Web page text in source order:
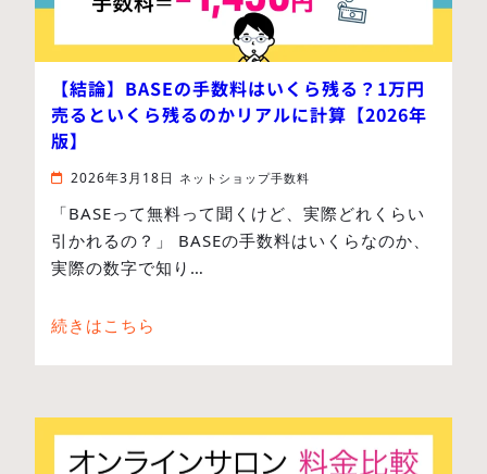
【結論】BASEの手数料はいくら残る？1万円
売るといくら残るのかリアルに計算【2026年
版】
2026年3月18日 ネットショップ手数料
「BASEって無料って聞くけど、実際どれくらい
引かれるの？」 BASEの手数料はいくらなのか、
実際の数字で知り…
続きはこちら